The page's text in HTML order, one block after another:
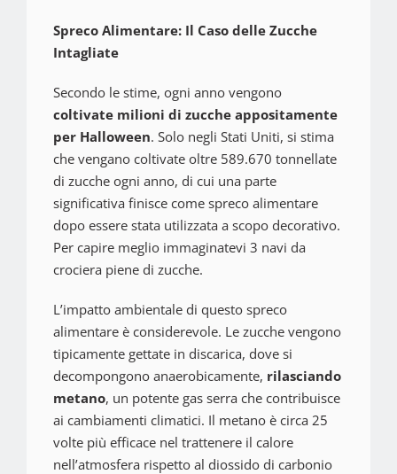
Spreco Alimentare: Il Caso delle Zucche
Intagliate
Secondo le stime, ogni anno vengono
coltivate milioni di zucche appositamente
per Halloween. Solo negli Stati Uniti, si stima
che vengano coltivate oltre 589.670 tonnellate
di zucche ogni anno, di cui una parte
significativa finisce come spreco alimentare
dopo essere stata utilizzata a scopo decorativo.
Per capire meglio immaginatevi 3 navi da
crociera piene di zucche.
L’impatto ambientale di questo spreco
alimentare è considerevole. Le zucche vengono
tipicamente gettate in discarica, dove si
decompongono anaerobicamente, rilasciando
metano, un potente gas serra che contribuisce
ai cambiamenti climatici. Il metano è circa 25
volte più efficace nel trattenere il calore
nell’atmosfera rispetto al diossido di carbonio